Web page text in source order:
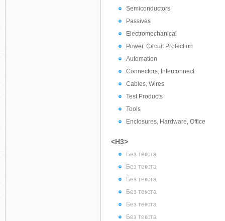
Semiconductors
Passives
Electromechanical
Power, Circuit Protection
Automation
Connectors, Interconnect
Cables, Wires
Test Products
Tools
Enclosures, Hardware, Office
<H3>
Без текста
Без текста
Без текста
Без текста
Без текста
Без текста